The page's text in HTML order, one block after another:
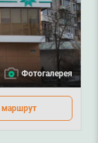
Фотогалерея